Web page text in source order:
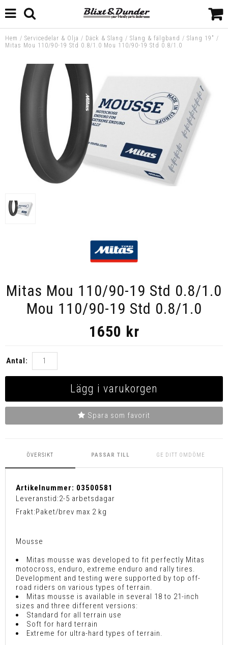
Hem / Servicedelar & Olja / Däck & Slang / Slang & fälgband / Slang 19" /
Mitas Mou 110/90-19 Std 0.8/1.0 Mou 110/90-19 Std 0.8/1.0
Mitas Mou 110/90-19 Std 0.8/1.0
Mou 110/90-19 Std 0.8/1.0
1650 kr
Antal:
Lägg i varukorgen
Spara som favorit
ÖVERSIKT PASSAR TILL GE DITT OMDÖME
Artikelnummer: 03500581
Leveranstid:2-5 arbetsdagar
Frakt:Paket/brev max 2 kg
Mousse
Mitas mousse was developed to fit perfectly Mitas
motocross, enduro, extreme enduro and rally tires.
Development and testing were supported by top off-
road riders on various types of terrain.
Mitas mousse is available in several 18 to 21-inch
sizes and three different versions:
Standard for all terrain use
Soft for hard terrain
Extreme for ultra-hard types of terrain.